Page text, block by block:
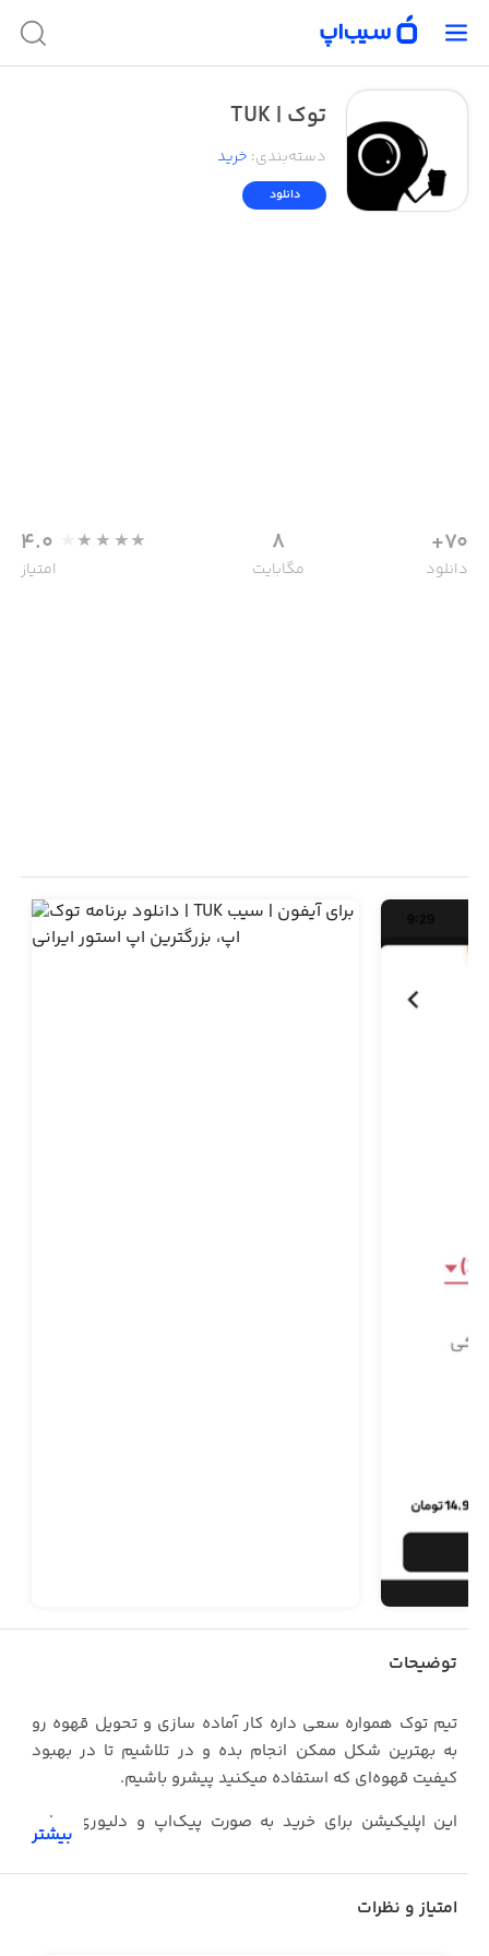
توک | TUK
دسته‌بندی: خرید
دانلود
70+
دانلود
8
مگابایت
4.0
امتیاز
توضیحات
تیم توک همواره سعی داره کار آماده سازی و تحویل قهوه رو
به بهترین شکل ممکن انجام بده و در تلاشیم تا در بهبود
کیفیت قهوه‌ای که استفاده میکنید پیشرو باشیم.
این اپلیکیشن برای خرید به صورت پیک‌اپ و دلیوری برنامه
ریزی شده و هم اکنون در شهر کرمانشاه قابل دسترس است و
به زودی در تمام ایران ارائه خواهد شد.
بیشتر
امتیاز و نظرات